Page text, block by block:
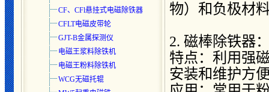
CF、CFl悬挂式电磁除铁器
CFLT电磁皮带轮
GJT-B金属探测仪
电磁王浆料除铁机
电磁王粉料除铁机
WCG无磁托辊
物）和负极材
2. 磁棒除铁器
特点：利用强
安装和维护方